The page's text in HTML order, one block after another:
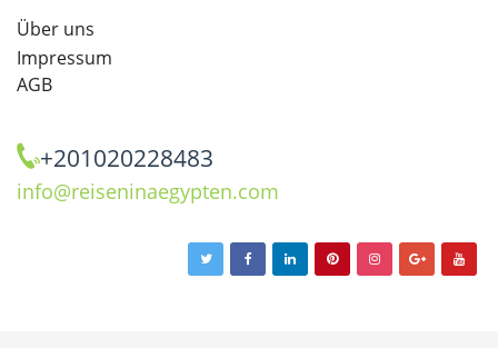
Über uns
Impressum
AGB
+201020228483
info@reiseninaegypten.com